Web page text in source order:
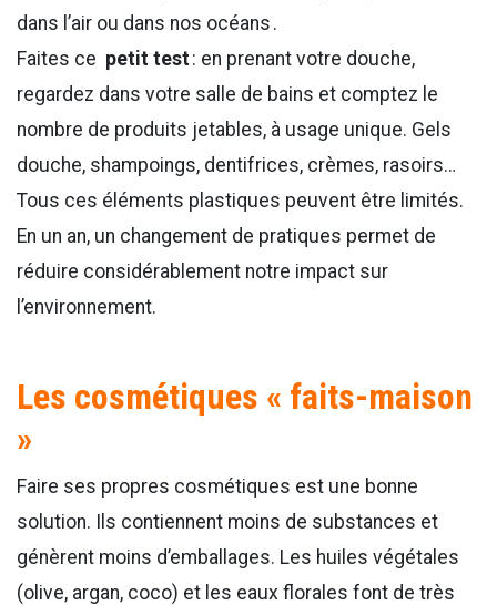
dans l’air ou dans nos océans .
Faites ce petit test: en prenant votre douche,
regardez dans votre salle de bains et comptez le
nombre de produits jetables, à usage unique. Gels
douche, shampoings, dentifrices, crèmes, rasoirs…
Tous ces éléments plastiques peuvent être limités.
En un an, un changement de pratiques permet de
réduire considérablement notre impact sur
l’environnement.
Les cosmétiques « faits-maison
»
Faire ses propres cosmétiques est une bonne
solution. Ils contiennent moins de substances et
génèrent moins d’emballages. Les huiles végétales
(olive, argan, coco) et les eaux florales font de très